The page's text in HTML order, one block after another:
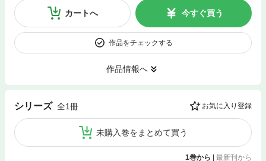
カートへ 今すぐ買う
作品をチェックする
作品情報へ
シリーズ 全1冊 お気に入り登録
未購入巻をまとめて買う
1巻から 最新刊から